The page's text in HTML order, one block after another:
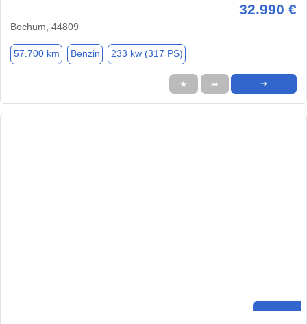
32.990 €
Bochum, 44809
57.700 km Benzin 233 kw (317 PS)
★ ➦ ➜